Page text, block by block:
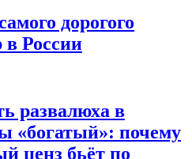
дорогого
в России
развалюха в
«богатый»: почему
ценз бьёт по